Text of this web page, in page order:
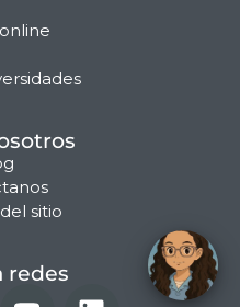
sitio
redes